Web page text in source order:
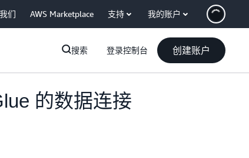
们 AWS Marketplace 支持 我的账户
搜索 登录控制台 创建账户
的数据连接